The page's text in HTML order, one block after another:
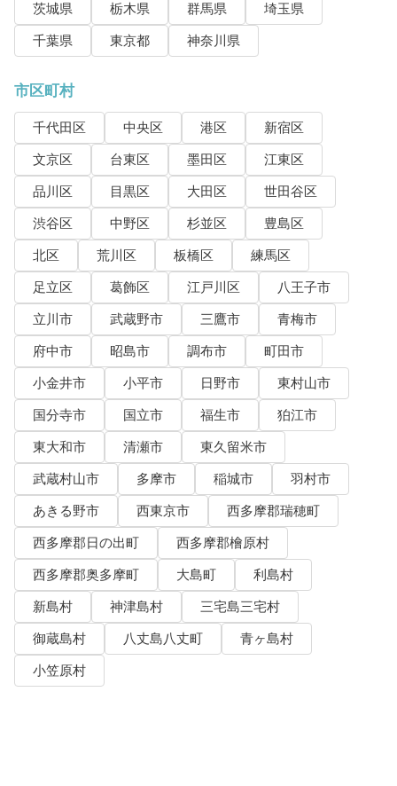
茨城県 栃木県 群馬県
埼玉県
千葉県
東京都 神奈川県
市区町村
千代田区 中央区 港区
新宿区
文京区
台東区 墨田区
江東区
品川区
目黒区 大田区
世田谷区
渋谷区
中野区 杉並区
豊島区
北区
荒川区 板橋区
練馬区
足立区
葛飾区 江戸川区
八王子市
立川市
武蔵野市 三鷹市
青梅市
府中市
昭島市 調布市
町田市
小金井市
小平市 日野市
東村山市
国分寺市
国立市 福生市
狛江市
東大和市
清瀬市
東久留米市
武蔵村山市
多摩市 稲城市
羽村市
あきる野市
西東京市
西多摩郡瑞穂町
西多摩郡日の出町
西多摩郡檜原村
西多摩郡奥多摩町
大島町
利島村
新島村
神津島村
三宅島三宅村
御蔵島村
八丈島八丈町
青ヶ島村
小笠原村